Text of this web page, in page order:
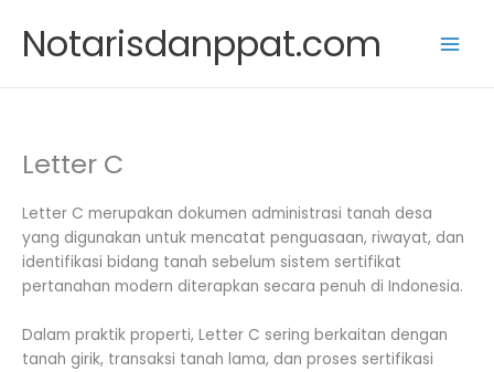
content
Notarisdanppat.com
Letter C
Letter C merupakan dokumen administrasi tanah desa
yang digunakan untuk mencatat penguasaan, riwayat, dan
identifikasi bidang tanah sebelum sistem sertifikat
pertanahan modern diterapkan secara penuh di Indonesia.
Dalam praktik properti, Letter C sering berkaitan dengan
tanah girik, transaksi tanah lama, dan proses sertifikasi